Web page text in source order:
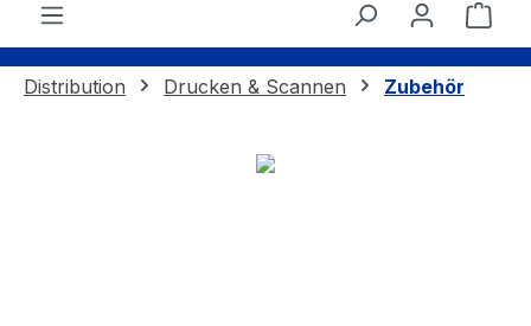
Distribution Drucken & Scannen Zubehör
Bildergalerie überspringen